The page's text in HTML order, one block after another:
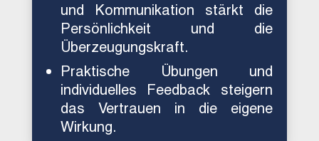
und Kommunikation stärkt die
Persönlichkeit und die
Überzeugungskraft.
Praktische Übungen und
individuelles Feedback steigern
das Vertrauen in die eigene
Wirkung.